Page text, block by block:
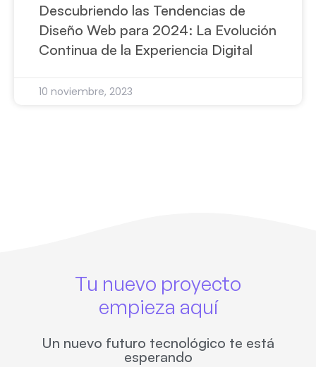
Descubriendo las Tendencias de
Diseño Web para 2024: La Evolución
Continua de la Experiencia Digital
10 noviembre, 2023
Tu nuevo proyecto
empieza aquí
Un nuevo futuro tecnológico te está
esperando